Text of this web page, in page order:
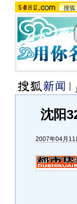
搜狐
沈阳
2007年04月11